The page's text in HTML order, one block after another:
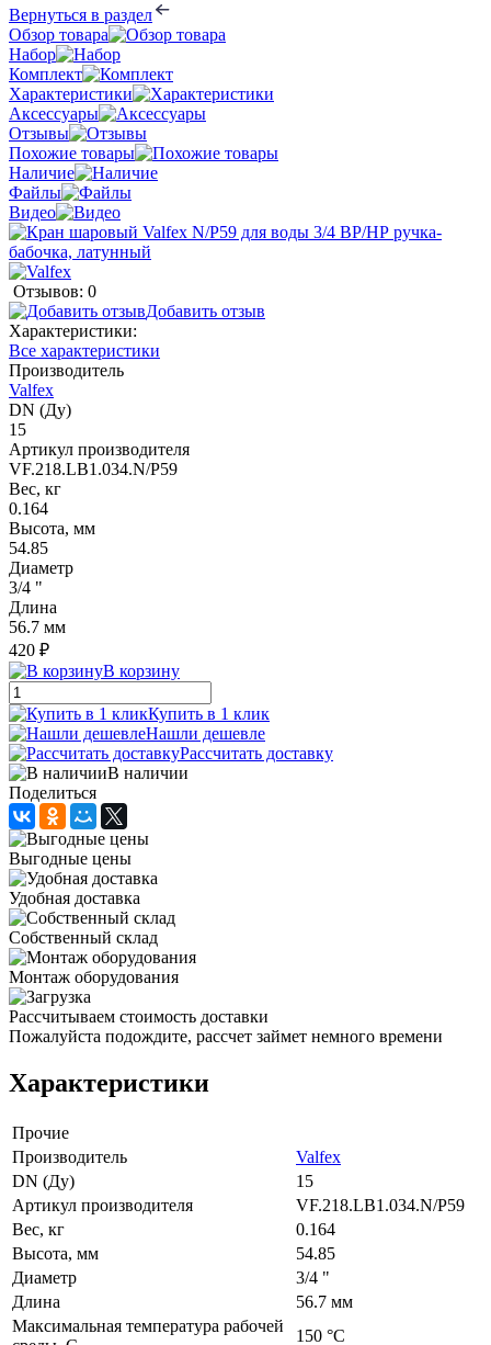
Вернуться в раздел
Обзор товара
Набор
Комплект
Характеристики
Аксессуары
Отзывы
Похожие товары
Наличие
Файлы
Видео
Отзывов: 0
Добавить отзыв
Характеристики:
Все характеристики
Производитель
Valfex
DN (Ду)
15
Артикул производителя
VF.218.LB1.034.N/P59
Вес, кг
0.164
Высота, мм
54.85
Диаметр
3/4 "
Длина
56.7 мм
420 ₽
В корзину
Купить в 1 клик
Нашли дешевле
Рассчитать доставку
В наличии
Поделиться
Выгодные цены
Удобная доставка
Собственный склад
Монтаж оборудования
Рассчитываем стоимость доставки
Пожалуйста подождите, рассчет займет немного времени
Характеристики
Прочие
Производитель
Valfex
DN (Ду)
15
Артикул производителя
VF.218.LB1.034.N/P59
Вес, кг
0.164
Высота, мм
54.85
Диаметр
3/4 "
Длина
56.7 мм
Максимальная температура рабочей
150 °C